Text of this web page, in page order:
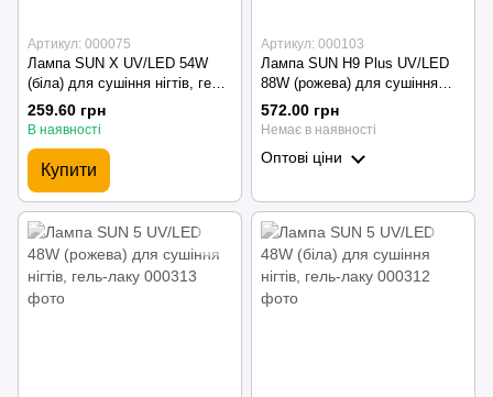
Артикул: 000075
Лампа SUN X UV/LED 54W
(біла) для сушіння нігтів, гель-
лаку
259.60 грн
В наявності
Купити
Артикул: 000103
Лампа SUN H9 Plus UV/LED
88W (рожева) для сушіння
нігтів, гель-лаку
572.00 грн
Немає в наявності
Оптові ціни